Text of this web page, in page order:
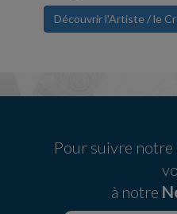
Découvrir l'Artiste / le
Pour suivre notre
à notre